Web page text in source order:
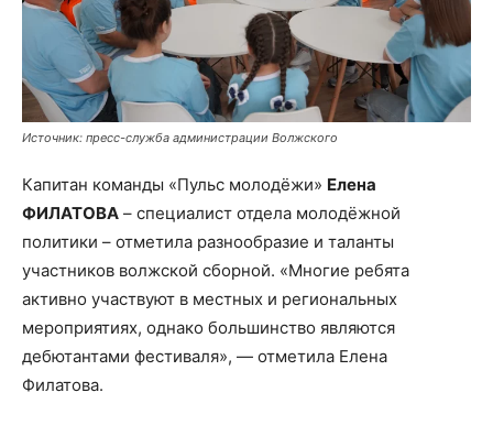
Источник: пресс-служба администрации Волжского
Капитан команды «Пульс молодёжи» Елена
ФИЛАТОВА – специалист отдела молодёжной
политики – отметила разнообразие и таланты
участников волжской сборной. «Многие ребята
активно участвуют в местных и региональных
мероприятиях, однако большинство являются
дебютантами фестиваля», — отметила Елена
Филатова.